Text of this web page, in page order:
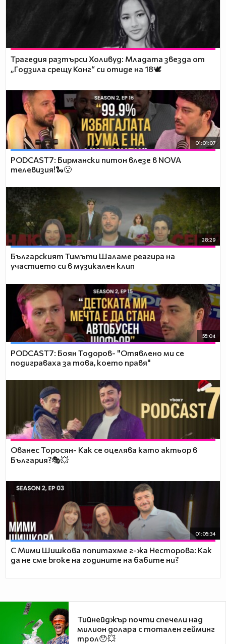
Трагедия разтърси Холивуд: Младата звезда от
„Годзила срещу Конг“ си отиде на 18🕊️
01:01:07
PODCAST7: Бирмански питон влезе в NOVA
телевизия!🐍😮
28:29
Българският Тимъти Шаламе реагира на
участието си в музикален клип
55:04
PODCAST7: ‪Боян Тодоров- "Отявлено ми се
подиграваха за това, което правя"
Ованес Торосян- Как се оцелява като актьор в
България?🎭💥
01:05:34
С Мими Шишкова попитахме г-жа Несторова: Как
да не сме broke на годините на бабите ни?
Тийнейджър почти спечели над
милион долара с тотален гейминг
трол😯💥